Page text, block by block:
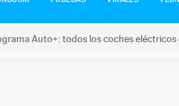
Auto+: todos los coches